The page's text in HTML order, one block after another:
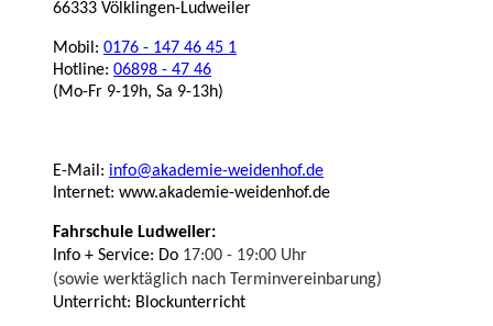
66333 Völklingen-Ludweiler
Mobil: 0176 - 147 46 45 1
Hotline: 06898 - 47 46
(Mo-Fr 9-19h, Sa 9-13h)
E-Mail: info@akademie-weidenhof.de
Internet: www.akademie-weidenhof.de
Fahrschule Ludweiler:
Info + Service: Do 17:00 - 19:00 Uhr
(sowie werktäglich nach Terminvereinbarung)
Unterricht: Blockunterricht